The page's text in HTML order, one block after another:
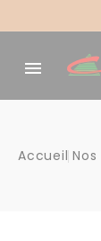

Accueil